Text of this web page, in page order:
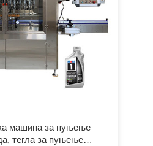
машина за пуњење
тегла за пуњење